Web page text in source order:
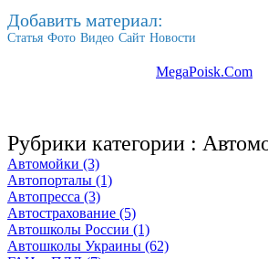
Добавить материал:
Статья Фото Видео Сайт Новости
MegaPoisk.Com
Рубрики категории :
Автомойки (3)
Автопорталы (1)
Автопресса (3)
Автострахование (5)
Автошколы России (1)
Автошколы Украины (62)